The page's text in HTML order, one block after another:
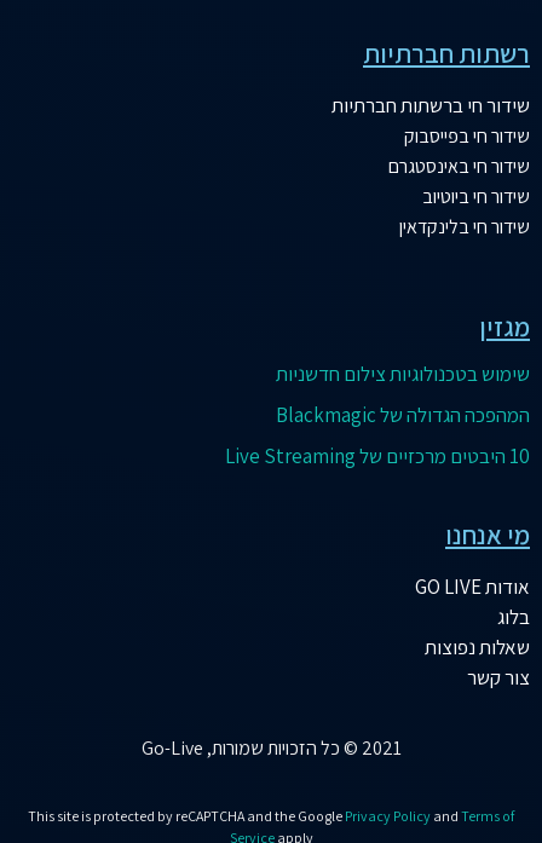
רשתות חברתיות
שידורחי ברשתות חברתיות
שידור חי בפייסבוק
שידור חי באינסטגרם
שידור חי ביוטיוב
שידור חי בלינקדאין
מגזין
שימוש בטכנולוגיות צילום חדשניות
המהפכה הגדולה של Blackmagic
10 היבטים מרכזיים של Live Streaming
מי אנחנו
אודות GO LIVE
בלוג
שאלות נפוצות
צור קשר
2021 © כל הזכויות שמורות, Go-Live
This site is protected by reCAPTCHA and the Google Privacy Policy and Terms of
Serviceapply